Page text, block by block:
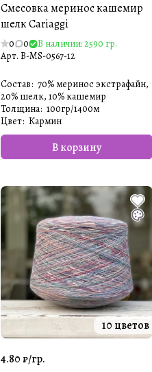
Смесовка меринос кашемир
шелк Cariaggi
0 0
В наличии: 2590 гр.
Арт. B-MS-0567-12
В корзину
Состав: 70% меринос экстрафайн,
20% шелк, 10% кашемир
Толщина: 100гр/1400м
Цвет: Кармин
10 цветов
4.80 ₽/гр.